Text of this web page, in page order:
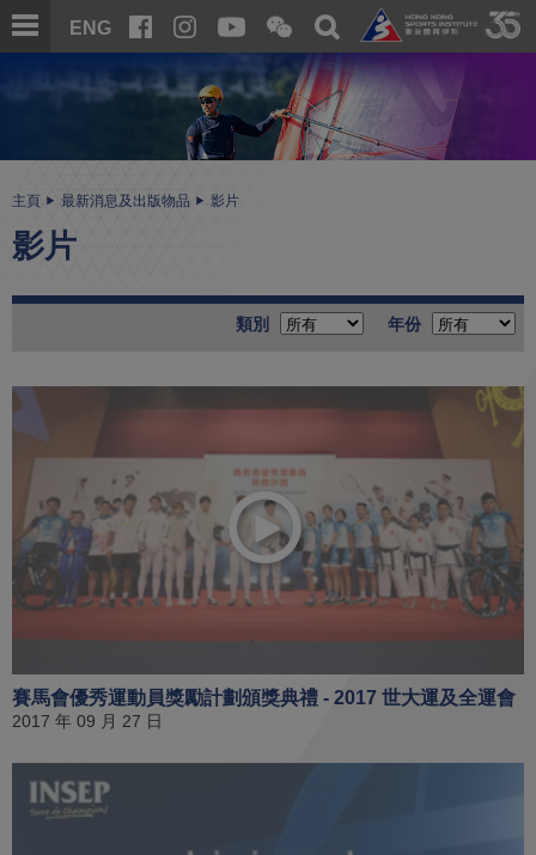
跳
至
ENG
開
合
信
二
維
碼
關
搜
尋
主頁 最新消息及出版物品 影片
影片
年份
類別
賽馬會優秀運動員獎勵計劃頒獎典禮 - 2017 世大運及全運會
2017 年 09 月 27 日